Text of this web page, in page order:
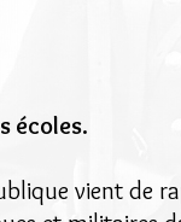
écoles.
vient de